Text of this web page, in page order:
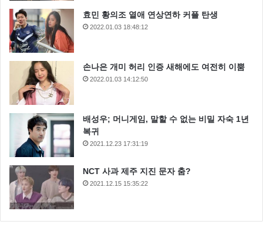
효민 황의조 열애 연상연하 커플 탄생
2022.01.03 18:48:12
손나은 개미 허리 인증 새해에도 여전히 이뿜
2022.01.03 14:12:50
배성우; 머니게임, 말할 수 없는 비밀 자숙 1년
복귀
2021.12.23 17:31:19
NCT 사과 제주 지진 문자 춤?
2021.12.15 15:35:22